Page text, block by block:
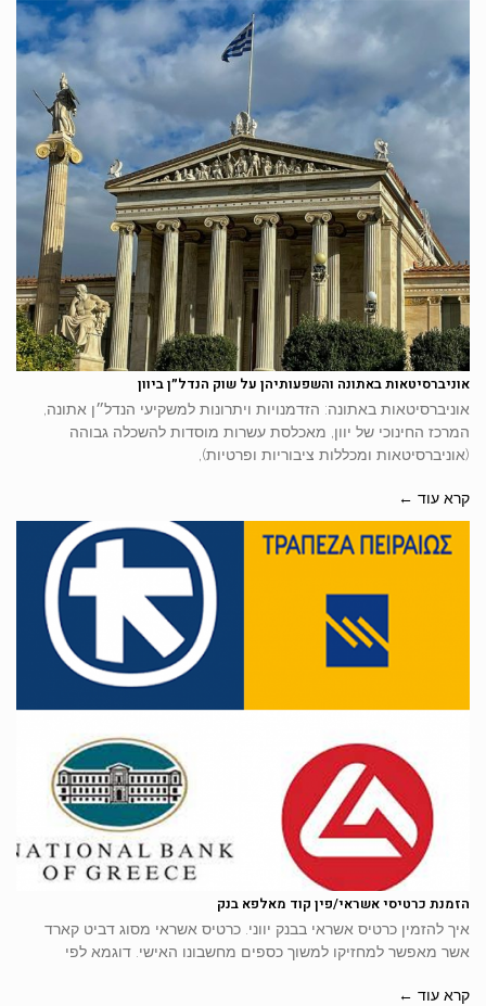
אוניברסיטאות באתונה והשפעותיהן על שוק הנדל״ן ביוון
אוניברסיטאות באתונה: הזדמנויות ויתרונות למשקיעי הנדל״ן אתונה,
המרכז החינוכי של יוון, מאכלסת עשרות מוסדות להשכלה גבוהה
(אוניברסיטאות ומכללות ציבוריות ופרטיות),
קרא עוד ←
הזמנת כרטיסי אשראי/פין קוד מאלפא בנק
איך להזמין כרטיס אשראי בבנק יווני. כרטיס אשראי מסוג דביט קארד
אשר מאפשר למחזיקו למשוך כספים מחשבונו האישי. דוגמא לפי
קרא עוד ←